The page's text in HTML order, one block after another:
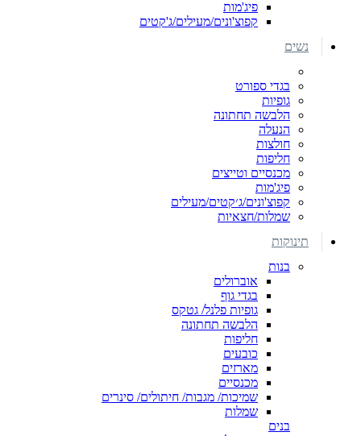
פיג'מות
קפוצ'ונים/מעילים/ג'קטים
נשים
בגדי ספורט
גופיות
הלבשה תחתונה
הנעלה
חולצות
חליפות
מכנסיים וטייצים
פיג'מות
קפוצ'ונים/ג׳קטים/מעילים
שמלות/חצאיות
תינוקות
בנות
אוברולים
בגדי גוף
גופיות פלנל/ גטקס
הלבשה תחתונה
חליפות
כובעים
מארזים
מכנסיים
שמיכות/ מגבות/ חיתולים/ סינרים
שמלות
בנים